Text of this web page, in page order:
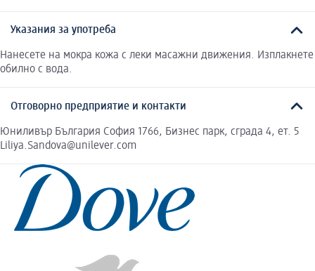
Указания за употреба
Нанесете на мокра кожа с леки масажни движения. Изплакнете
обилно с вода.
Отговорно предприятие и контакти
Юниливър България София 1766, Бизнес парк, сграда 4, ет. 5
Liliya.Sandova@unilever.com